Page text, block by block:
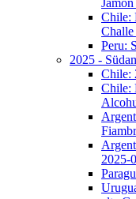
Chile:
Peru:
2025 -
Chile:
Chile:
2025-